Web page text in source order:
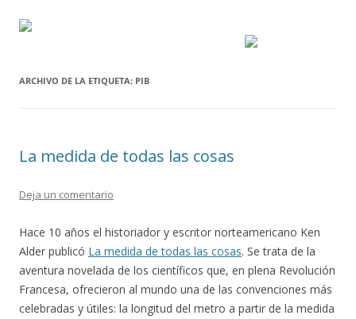
ARCHIVO DE LA ETIQUETA: PIB
La medida de todas las cosas
Deja un comentario
Hace 10 años el historiador y escritor norteamericano Ken
Alder publicó La medida de todas las cosas. Se trata de la
aventura novelada de los científicos que, en plena Revolución
Francesa, ofrecieron al mundo una de las convenciones más
celebradas y útiles: la longitud del metro a partir de la medida